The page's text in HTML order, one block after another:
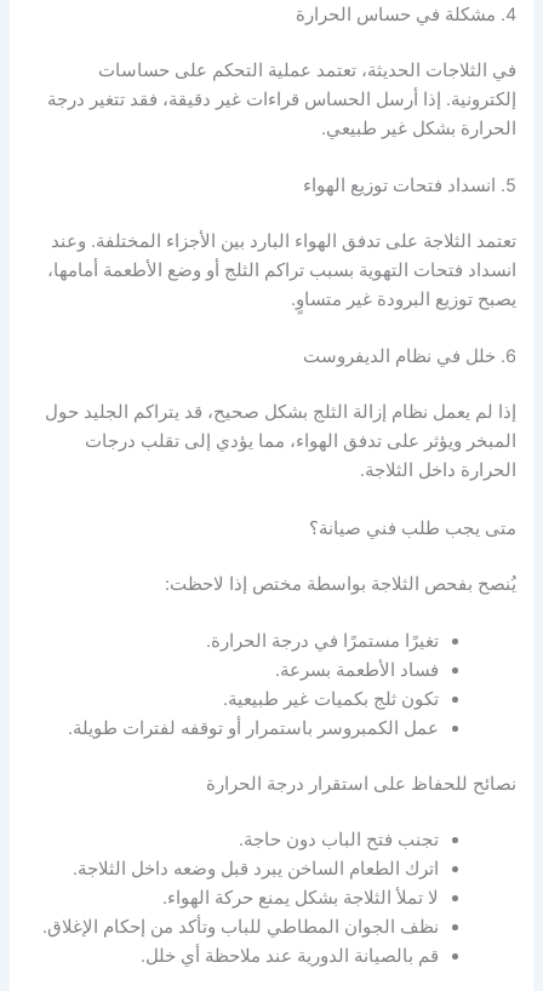
4. مشكلة في حساس الحرارة
في الثلاجات الحديثة، تعتمد عملية التحكم على حساسات
إلكترونية. إذا أرسل الحساس قراءات غير دقيقة، فقد تتغير درجة
الحرارة بشكل غير طبيعي.
5. انسداد فتحات توزيع الهواء
تعتمد الثلاجة على تدفق الهواء البارد بين الأجزاء المختلفة. وعند
انسداد فتحات التهوية بسبب تراكم الثلج أو وضع الأطعمة أمامها،
يصبح توزيع البرودة غير متساوٍ.
6. خلل في نظام الديفروست
إذا لم يعمل نظام إزالة الثلج بشكل صحيح، قد يتراكم الجليد حول
المبخر ويؤثر على تدفق الهواء، مما يؤدي إلى تقلب درجات
الحرارة داخل الثلاجة.
متى يجب طلب فني صيانة؟
يُنصح بفحص الثلاجة بواسطة مختص إذا لاحظت:
تغيرًا مستمرًا في درجة الحرارة.
فساد الأطعمة بسرعة.
تكون ثلج بكميات غير طبيعية.
عمل الكمبروسر باستمرار أو توقفه لفترات طويلة.
نصائح للحفاظ على استقرار درجة الحرارة
تجنب فتح الباب دون حاجة.
اترك الطعام الساخن يبرد قبل وضعه داخل الثلاجة.
لا تملأ الثلاجة بشكل يمنع حركة الهواء.
نظف الجوان المطاطي للباب وتأكد من إحكام الإغلاق.
قم بالصيانة الدورية عند ملاحظة أي خلل.